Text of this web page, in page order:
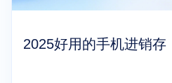
2025好用的手机进销存